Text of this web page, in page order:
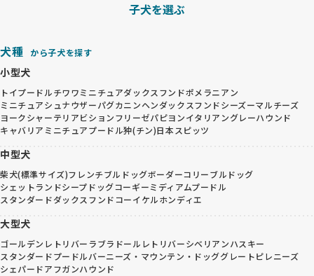
子犬を選ぶ
犬種 から子犬を探す
小型犬
トイプードルチワワミニチュアダックスフンドポメラニアン
ミニチュアシュナウザーパグカニンヘンダックスフンドシーズーマルチーズ
ヨークシャーテリアビションフリーゼパピヨンイタリアングレーハウンド
キャバリア ミニチュアプードル狆(チン)日本スピッツ
中型犬
柴犬(標準サイズ)フレンチブルドッグボーダーコリーブルドッグ
シェットランドシープドッグコーギーミディアムプードル
スタンダードダックスフンドコーイケルホンディエ
大型犬
ゴールデンレトリバー ラブラドールレトリバーシベリアンハスキー
スタンダードプードルバーニーズ・マウンテン・ドッググレートピレニーズ
シェパードアフガンハウンド